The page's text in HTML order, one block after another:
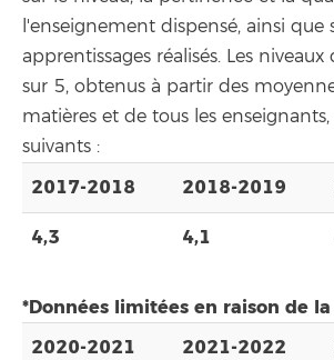
l'enseignement dispensé, ainsi que
apprentissages réalisés. Les niveaux
sur 5, obtenus à partir des
matières et de tous les
suivants :
2017-2018 2018-2019
4,3 4,1
*Données limitées en raison de
2020-2021
2021-2022